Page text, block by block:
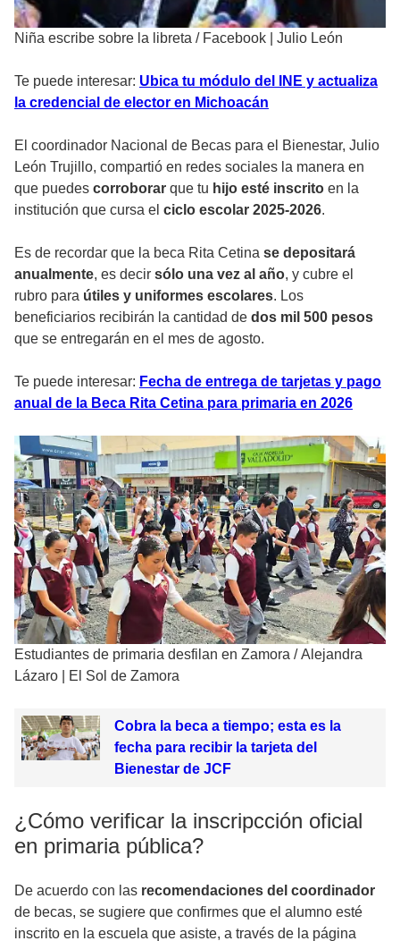
Niña escribe sobre la libreta / Facebook | Julio León
Te puede interesar: Ubica tu módulo del INE y actualiza
la credencial de elector en Michoacán
El coordinador Nacional de Becas para el Bienestar, Julio
León Trujillo, compartió en redes sociales la manera en
que puedes corroborar que tu hijo esté inscrito en la
institución que cursa el ciclo escolar 2025-2026.
Es de recordar que la beca Rita Cetina se depositará
anualmente, es decir sólo una vez al año, y cubre el
rubro para útiles y uniformes escolares. Los
beneficiarios recibirán la cantidad de dos mil 500 pesos
que se entregarán en el mes de agosto.
Te puede interesar: Fecha de entrega de tarjetas y pago
anual de la Beca Rita Cetina para primaria en 2026
Estudiantes de primaria desfilan en Zamora / Alejandra
Lázaro | El Sol de Zamora
Cobra la beca a tiempo; esta es la
fecha para recibir la tarjeta del
Bienestar de JCF
¿Cómo verificar la inscripcción oficial
en primaria pública?
De acuerdo con las recomendaciones del coordinador
de becas, se sugiere que confirmes que el alumno esté
inscrito en la escuela que asiste, a través de la página